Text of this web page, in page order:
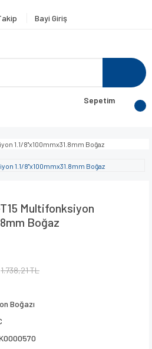
Bayi Giriş
Sepetim
T15 Multifonksiyon
Boğaz
1.738,21 TL
Boğazı